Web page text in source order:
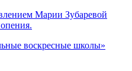
Марии Зубаревой
воскресные школы»